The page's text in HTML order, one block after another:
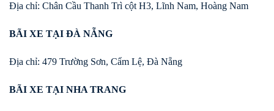
Địa chỉ: Chân Cầu Thanh Trì cột H3, Lĩnh Nam, Hoàng Nam
BÃI XE TẠI ĐÀ NẴNG
Địa chỉ: 479 Trường Sơn, Cẩm Lệ, Đà Nẵng
BÃI XE TẠI NHA TRANG